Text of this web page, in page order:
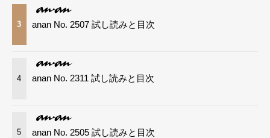
3 anan No. 2507 試し読みと目次
4 anan No. 2311 試し読みと目次
5 anan No. 2505 試し読みと目次